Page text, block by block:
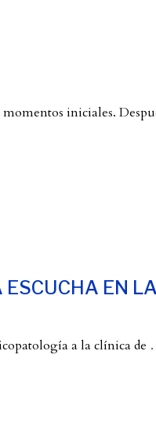
iniciales.
EN
a la clínica de